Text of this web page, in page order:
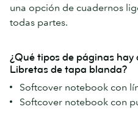
una opción de cuadernos
todas partes.
¿Qué tipos de páginas hay
Libretas de tapa blanda?
Softcover notebook con
Softcover notebook con